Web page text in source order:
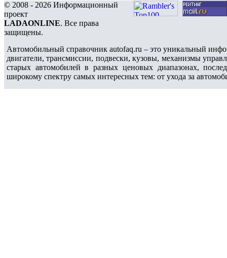
© 2008 - 2026 Информационный
проект
LADAONLINE. Все права
защищены.
Автомобильный справочник autofaq.ru – это уникальный
двигатели, трансмиссии, подвески, кузовы, механизмы
старых автомобилей в разных ценовых диапазонах,
широкому спектру самых интересных тем: от ухода за